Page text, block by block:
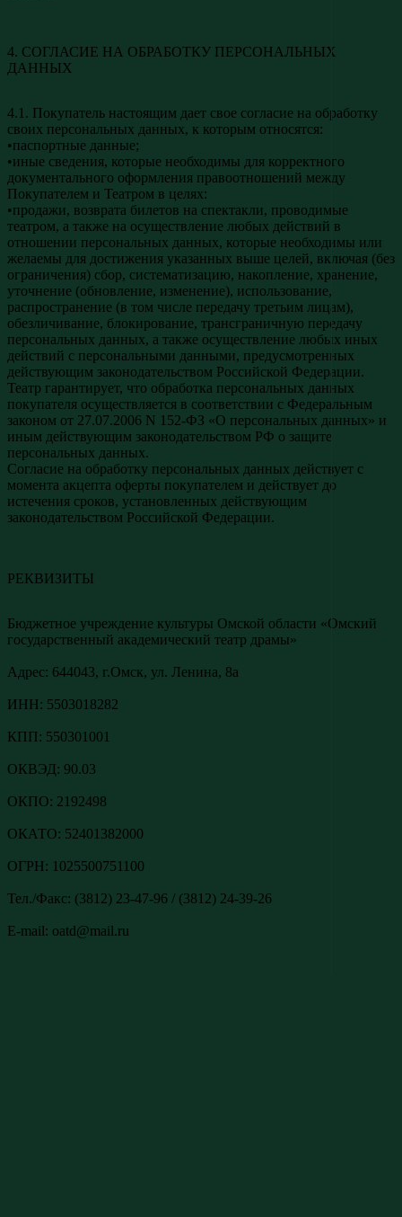
4. СОГЛАСИЕ НА ОБРАБОТКУ ПЕРСОНАЛЬНЫХ
ДАННЫХ
4.1. Покупатель настоящим дает свое согласие на обработку
своих персональных данных, к которым относятся:
•паспортные данные;
•иные сведения, которые необходимы для корректного
документального оформления правоотношений между
Покупателем и Театром в целях:
•продажи, возврата билетов на спектакли, проводимые
театром, а также на осуществление любых действий в
отношении персональных данных, которые необходимы или
желаемы для достижения указанных выше целей, включая (без
ограничения) сбор, систематизацию, накопление, хранение,
уточнение (обновление, изменение), использование,
распространение (в том числе передачу третьим лицам),
обезличивание, блокирование, трансграничную передачу
персональных данных, а также осуществление любых иных
действий с персональными данными, предусмотренных
действующим законодательством Российской Федерации.
Театр гарантирует, что обработка персональных данных
покупателя осуществляется в соответствии с Федеральным
законом от 27.07.2006 N 152-ФЗ «О персональных данных» и
иным действующим законодательством РФ о защите
персональных данных.
Согласие на обработку персональных данных действует с
момента акцепта оферты покупателем и действует до
истечения сроков, установленных действующим
законодательством Российской Федерации.
РЕКВИЗИТЫ
Бюджетное учреждение культуры Омской области «Омский
государственный академический театр драмы»
Адреc: 644043, г.Омск, ул. Ленина, 8а
ИНН: 5503018282
КПП: 550301001
ОКВЭД: 90.03
ОКПО: 2192498
ОКАТО: 52401382000
ОГРН: 1025500751100
Тел./Факс: (3812) 23-47-96 / (3812) 24-39-26
E-mail: oatd@mail.ru